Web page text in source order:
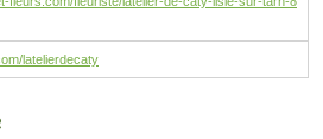
latelierdecaty